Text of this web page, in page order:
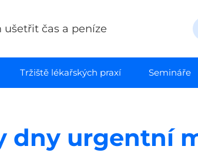
čas a peníze
Tržiště lékařských praxí Semináře
dny urgentní